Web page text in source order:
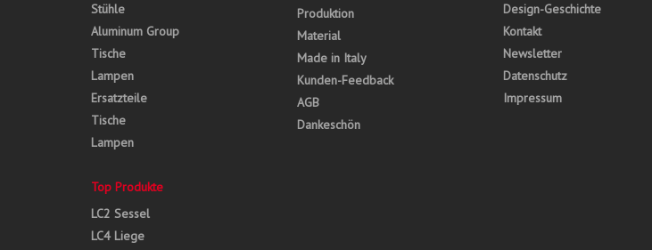
Stühle
Aluminum Group
Tische
Lampen
Ersatzteile
Tische
Lampen
Top Produkte
LC2 Sessel
LC4 Liege
Produktion
Material
Made in Italy
Kunden-Feedback
AGB
Dankeschön
Design-Geschichte
Kontakt
Newsletter
Datenschutz
Impressum